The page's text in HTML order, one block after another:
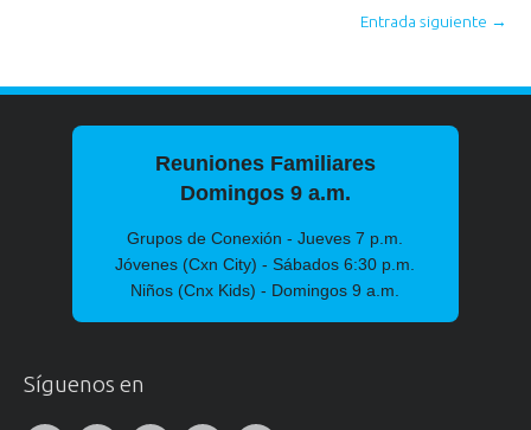
Entrada siguiente →
Reuniones Familiares
Domingos 9 a.m.
Grupos de Conexión - Jueves 7 p.m.
Jóvenes (Cxn City) - Sábados 6:30 p.m.
Niños (Cnx Kids) - Domingos 9 a.m.
Síguenos en